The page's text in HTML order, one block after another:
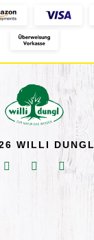
WILLI DUNGL